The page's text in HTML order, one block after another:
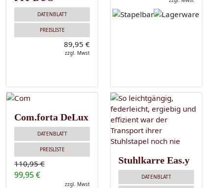
DATENBLATT
PREISLISTE
89,95 €
zzgl. Mwst
Com.forta DeLux
DATENBLATT
PREISLISTE
110,95 €
99,95 €
zzgl. Mwst
Stuhlkarre Eas.y
DATENBLATT